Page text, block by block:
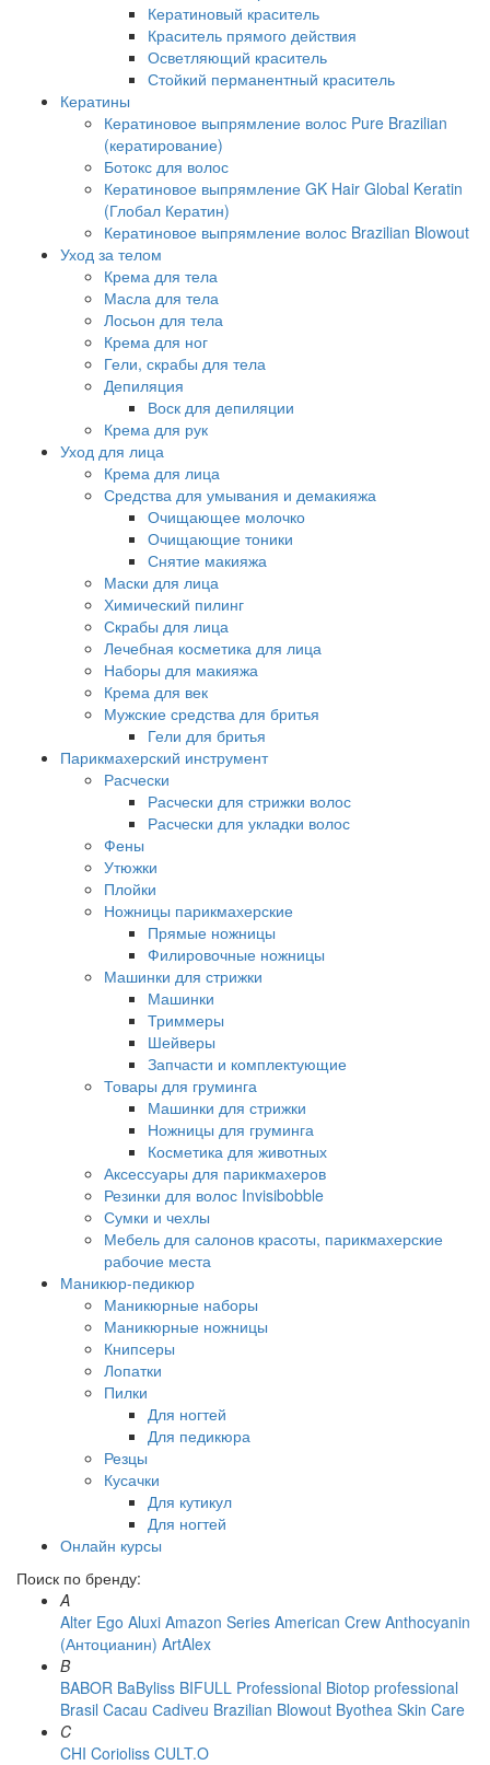
Кератиновый краситель
Краситель прямого действия
Осветляющий краситель
Стойкий перманентный краситель
Кератины
Кератиновое выпрямление волос Pure Brazilian
(кератирование)
Ботокс для волос
Кератиновое выпрямление GK Hair Global Keratin
(Глобал Кератин)
Кератиновое выпрямление волос Brazilian Blowout
Уход за телом
Крема для тела
Масла для тела
Лосьон для тела
Крема для ног
Гели, скрабы для тела
Депиляция
Воск для депиляции
Крема для рук
Уход для лица
Крема для лица
Средства для умывания и демакияжа
Очищающее молочко
Очищающие тоники
Снятие макияжа
Маски для лица
Химический пилинг
Скрабы для лица
Лечебная косметика для лица
Наборы для макияжа
Крема для век
Мужские средства для бритья
Гели для бритья
Парикмахерский инструмент
Расчески
Расчески для стрижки волос
Расчески для укладки волос
Фены
Утюжки
Плойки
Ножницы парикмахерские
Прямые ножницы
Филировочные ножницы
Машинки для стрижки
Машинки
Триммеры
Шейверы
Запчасти и комплектующие
Товары для груминга
Машинки для стрижки
Ножницы для груминга
Косметика для животных
Аксессуары для парикмахеров
Резинки для волос Invisibobble
Сумки и чехлы
Мебель для салонов красоты, парикмахерские
рабочие места
Маникюр-педикюр
Маникюрные наборы
Маникюрные ножницы
Книпсеры
Лопатки
Пилки
Для ногтей
Для педикюра
Резцы
Кусачки
Для кутикул
Для ногтей
Онлайн курсы
Поиск по бренду:
A
Alter Ego Aluxi Amazon Series American Crew Anthocyanin
(Антоцианин) ArtAlex
B
BABOR BaByliss BIFULL Professional Biotop professional
Brasil Cacau Сadiveu Brazilian Blowout Byothea Skin Care
C
CHI Corioliss CULT.O